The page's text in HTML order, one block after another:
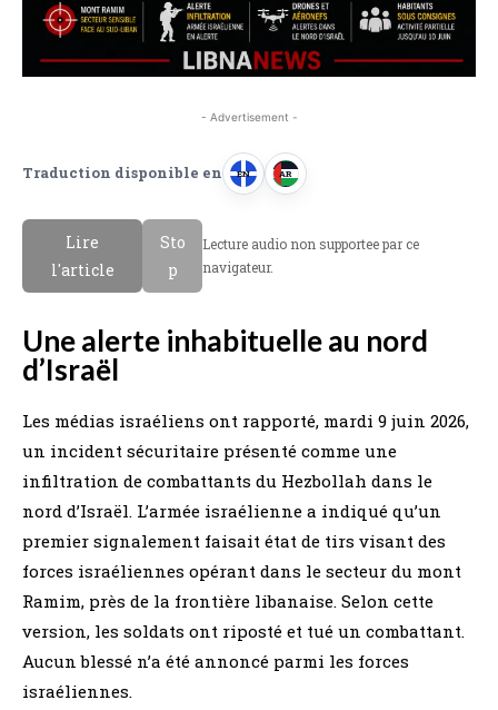
- Advertisement -
Traduction disponible en EN
A
g
l
i
AR
A
a
Lire
l'article
Sto
p
Lecture audio non supportee par ce
navigateur.
Une alerte inhabituelle au nord
d’Israël
Les médias israéliens ont rapporté, mardi 9 juin 2026,
un incident sécuritaire présenté comme une
infiltration de combattants du Hezbollah dans le
nord d’Israël. L’armée israélienne a indiqué qu’un
premier signalement faisait état de tirs visant des
forces israéliennes opérant dans le secteur du mont
Ramim, près de la frontière libanaise. Selon cette
version, les soldats ont riposté et tué un combattant.
Aucun blessé n’a été annoncé parmi les forces
israéliennes.